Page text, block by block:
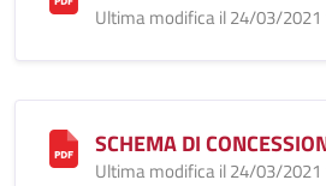
Ultima modifica il 24/03/2021
SCHEMA DI
Ultima modifica il 24/03/2021